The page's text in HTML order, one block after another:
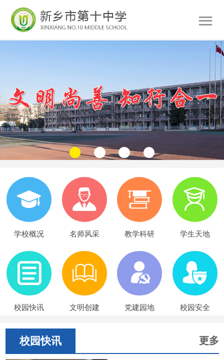
学校概况 名师风采 教学科研 学生天地
校园快讯 文明创建 党建园地 校园安全
校园快讯 更多